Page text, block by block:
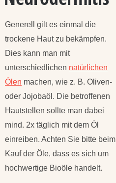
Generell gilt es einmal die
trockene Haut zu bekämpfen.
Dies kann man mit
unterschiedlichen natürlichen
Ölen machen, wie z. B. Oliven-
oder Jojobaöl. Die betroffenen
Hautstellen sollte man dabei
mind. 2x täglich mit dem Öl
einreiben. Achten Sie bitte beim
Kauf der Öle, dass es sich um
hochwertige Bioöle handelt.